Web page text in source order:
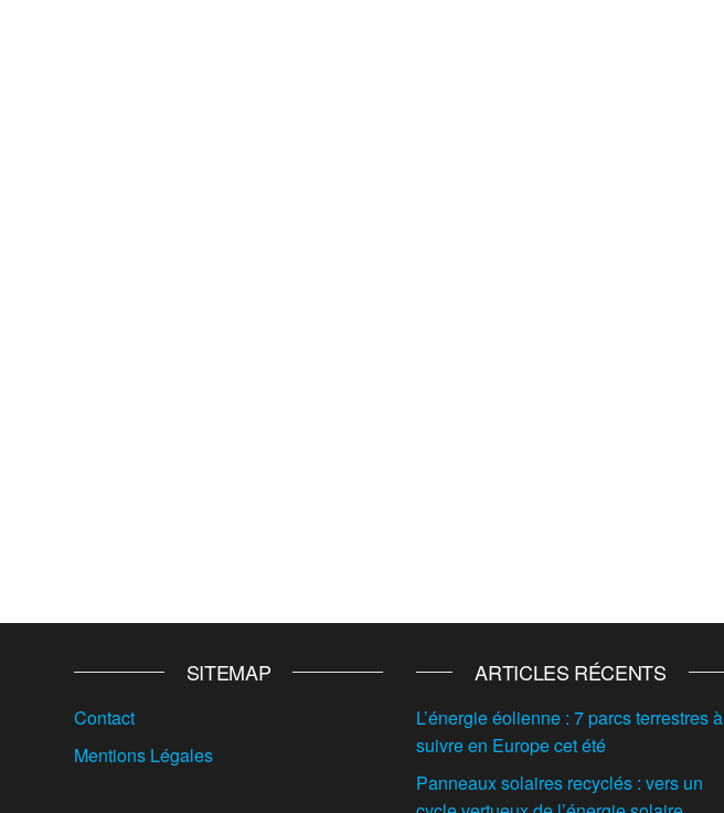
SITEMAP
Contact
Mentions Légales
ARTICLES RÉCENTS
L’énergie éolienne : 7 parcs terrestres à
suivre en Europe cet été
Panneaux solaires recyclés : vers un